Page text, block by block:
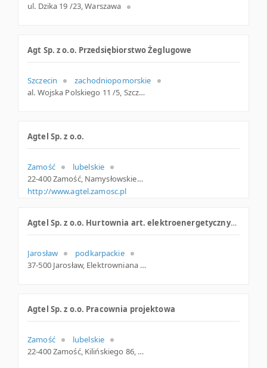
ul. Dzika 19 /23, Warszawa
Agt Sp. z o.o. Przedsiębiorstwo Żeglugowe
Szczecin
zachodniopomorskie
al. Wojska Polskiego 11 /5, Szczecin
Agtel Sp. z o.o.
Zamość
lubelskie
22-400 Zamość, Namysłowskiego 2, woj. Lubelskie, pow. Zamość, gm. Zamość
http://www.agtel.zamosc.pl
Agtel Sp. z o.o. Hurtownia art. elektroenergetycznych
Jarosław
podkarpackie
37-500 Jarosław, Elektrowniana 4, woj. Podkarpackie, pow. Jarosławski, gm. Jarosław
Agtel Sp. z o.o. Pracownia projektowa
Zamość
lubelskie
22-400 Zamość, Kilińskiego 86, woj. Lubelskie, pow. Zamość, gm. Zamość